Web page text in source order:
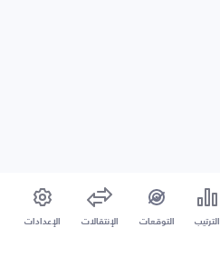
الترتيب التوقعات الإنتقالات الإعدادات